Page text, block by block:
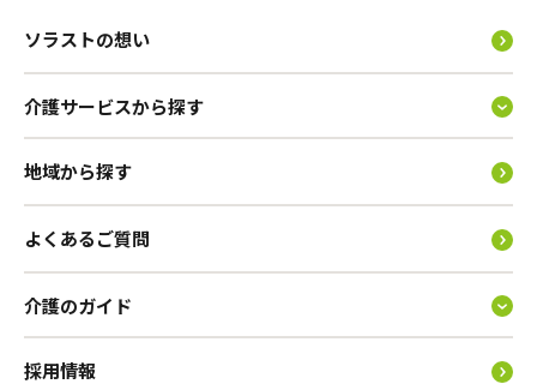
ソラストの想い
介護サービスから探す
地域から探す
よくあるご質問
介護のガイド
採用情報